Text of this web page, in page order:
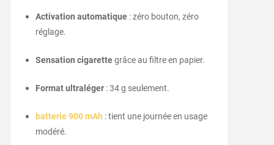
Activation automatique: zéro bouton, zéro
réglage.
Sensation cigarettegrâce au filtre en papier.
Format ultraléger: 34 g seulement.
batterie 900 mAh : tient une journée en usage
modéré.